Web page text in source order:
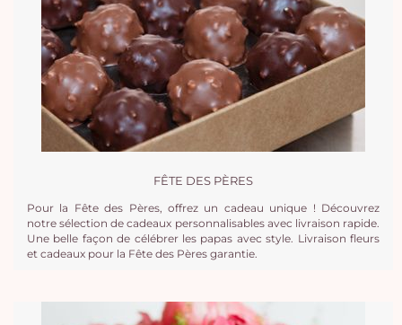
FÊTE DES PÈRES
Pour la Fête des Pères, offrez un cadeau unique ! Découvrez
notre sélection de cadeaux personnalisables avec livraison rapide.
Une belle façon de célébrer les papas avec style. Livraison fleurs
et cadeaux pour la Fête des Pères garantie.